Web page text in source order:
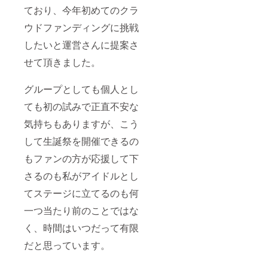
ており、今年初めてのクラ
ウドファンディングに挑戦
したいと運営さんに提案さ
せて頂きました。
グループとしても個人とし
ても初の試みで正直不安な
気持ちもありますが、こう
して生誕祭を開催できるの
もファンの方が応援して下
さるのも私がアイドルとし
てステージに立てるのも何
一つ当たり前のことではな
く、時間はいつだって有限
だと思っています。